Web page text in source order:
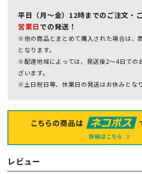
平日（月～金）12時までのご注文・ご
営業日 での発送！
※他の商品とまとめて購入された場合は、
となります。
※配達地域によっては、発送後2～4日での
ざいます。
※土日祝日等、休業日の発送はお休みとなり
レビュー